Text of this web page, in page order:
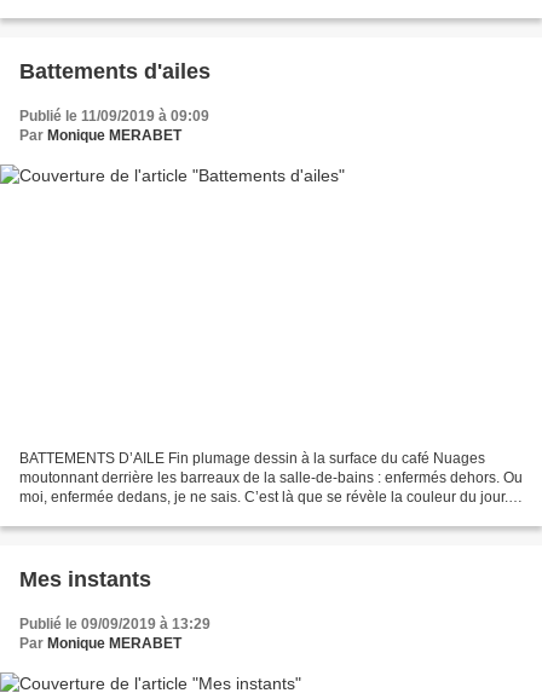
Battements d'ailes
Publié le 11/09/2019 à 09:09
Par Monique MERABET
BATTEMENTS D’AILE Fin plumage dessin à la surface du café Nuages
moutonnant derrière les barreaux de la salle-de-bains : enfermés dehors. Ou
moi, enfermée dedans, je ne sais. C’est là que se révèle la couleur du jour. Il
Mes instants
Publié le 09/09/2019 à 13:29
Par Monique MERABET